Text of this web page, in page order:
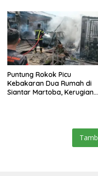
Puntung Rokok Picu
Kebakaran Dua Rumah di
Siantar Martoba, Kerugian